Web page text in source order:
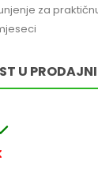
za
U